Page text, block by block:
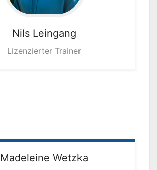
Nils Leingang
Lizenzierter Trainer
Madeleine Wetzka